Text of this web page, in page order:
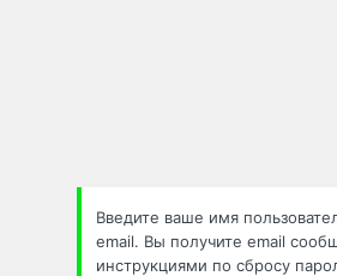
Введите ваше имя
email. Вы получите email
инструкциями по сбросу